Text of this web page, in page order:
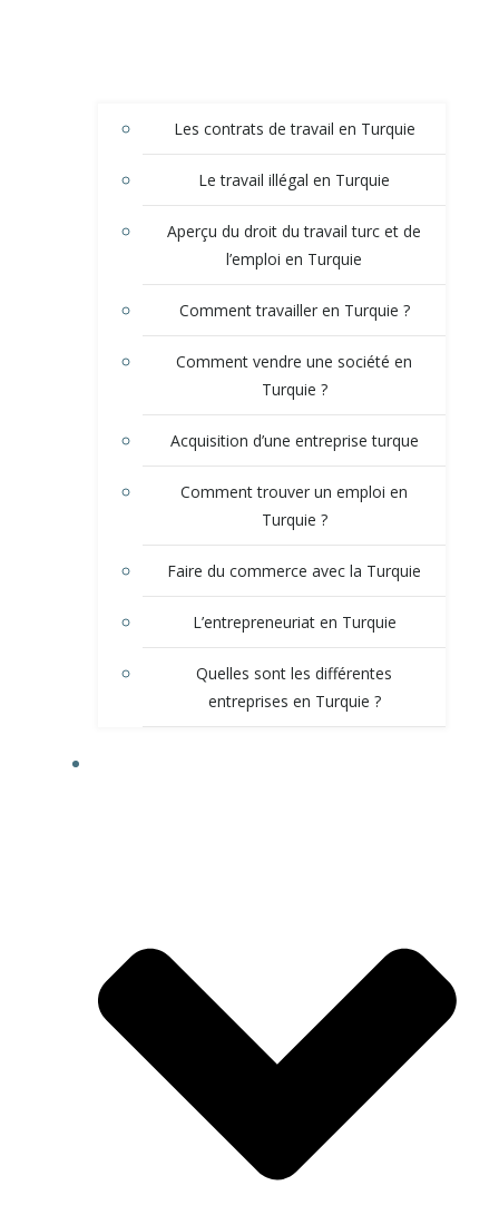
Les contrats de travail en Turquie
Le travail illégal en Turquie
Aperçu du droit du travail turc et de
l’emploi en Turquie
Comment travailler en Turquie ?
Comment vendre une société en
Turquie ?
Acquisition d’une entreprise turque
Comment trouver un emploi en
Turquie ?
Faire du commerce avec la Turquie
L’entrepreneuriat en Turquie
Quelles sont les différentes
entreprises en Turquie ?